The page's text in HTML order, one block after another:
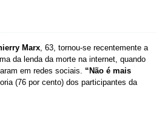
Marx, 63, tornou-se recentemente a
da lenda da morte na internet, quando
em redes sociais. “Não é mais
(76 por cento) dos participantes da